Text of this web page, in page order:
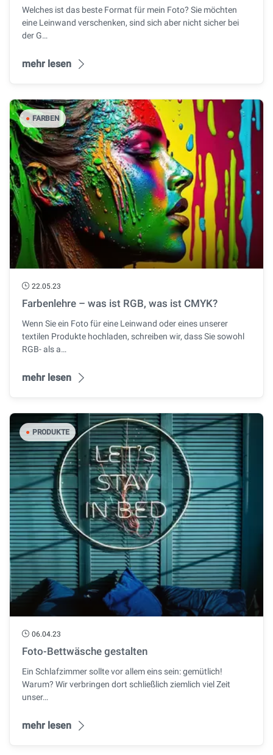
Welches ist das beste Format für mein Foto? Sie möchten
eine Leinwand verschenken, sind sich aber nicht sicher bei
der G…
mehr lesen
● FARBEN
22.05.23
Farbenlehre – was ist RGB, was ist CMYK?
Wenn Sie ein Foto für eine Leinwand oder eines unserer
textilen Produkte hochladen, schreiben wir, dass Sie sowohl
RGB- als a…
mehr lesen
● PRODUKTE
06.04.23
Foto-Bettwäsche gestalten
Ein Schlafzimmer sollte vor allem eins sein: gemütlich!
Warum? Wir verbringen dort schließlich ziemlich viel Zeit
unser…
mehr lesen